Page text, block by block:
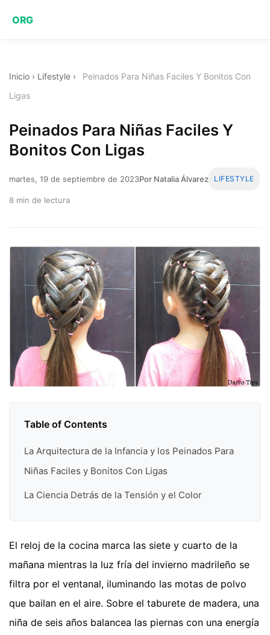
ORG
Inicio › Lifestyle ›
Peinados Para Niñas Faciles Y Bonitos Con
Ligas
Peinados Para Niñas Faciles Y
Bonitos Con Ligas
martes, 19 de septiembre de 2023Por Natalia Álvarez LIFESTYLE
8 min de lectura
Table of Contents
La Arquitectura de la Infancia y los Peinados Para
Niñas Faciles y Bonitos Con Ligas
La Ciencia Detrás de la Tensión y el Color
El reloj de la cocina marca las siete y cuarto de la
mañana mientras la luz fría del invierno madrileño se
filtra por el ventanal, iluminando las motas de polvo
que bailan en el aire. Sobre el taburete de madera, una
niña de seis años balancea las piernas con una energía